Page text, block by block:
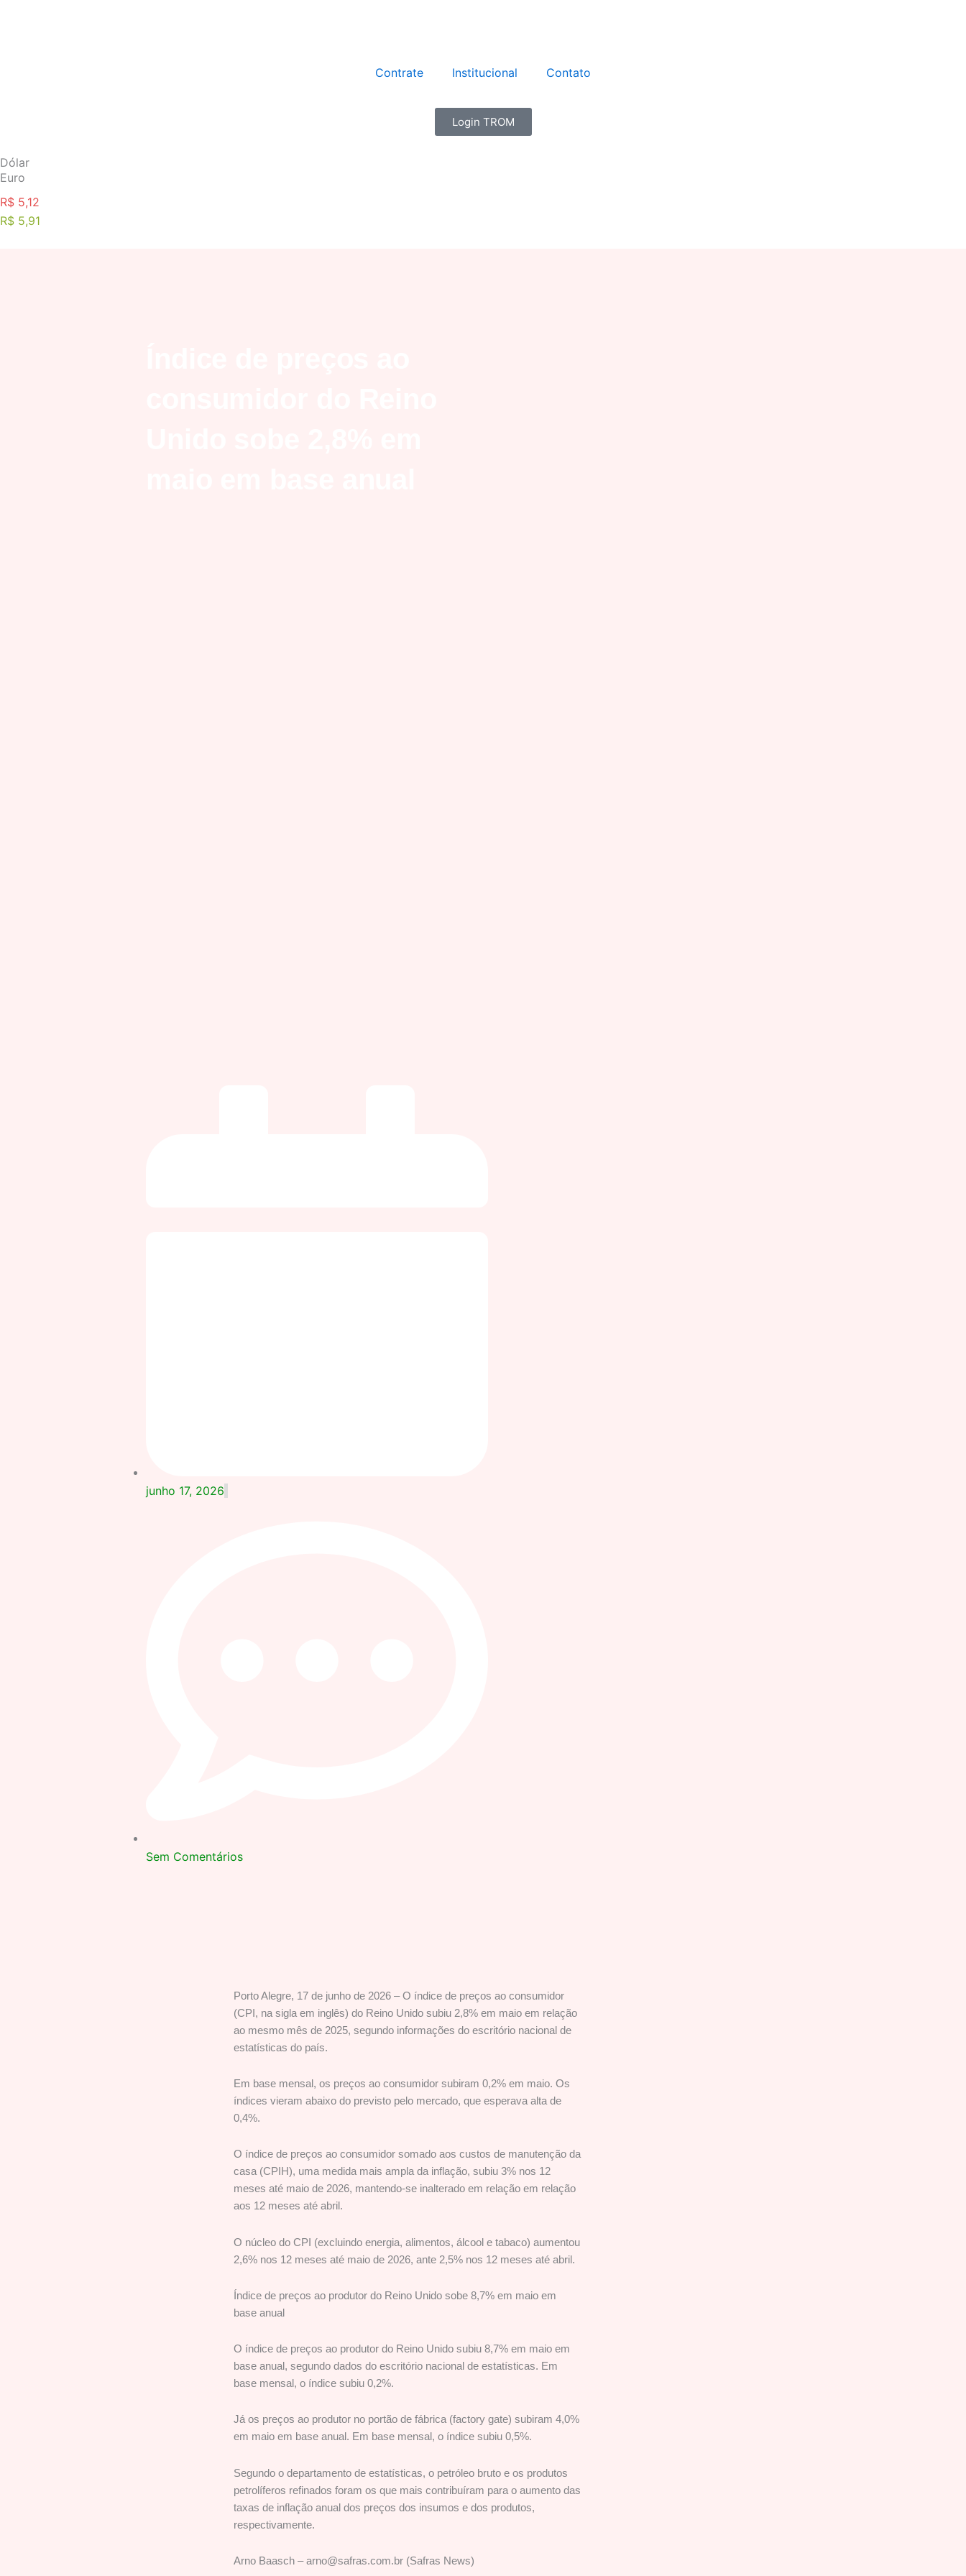
Contrate Institucional Contato
Login TROM
Dólar
Euro
R$ 5,12
R$ 5,91
junho 17, 2026
Sem Comentários
Porto Alegre, 17 de junho de 2026 – O índice de preços ao consumidor
(CPI, na sigla em inglês) do Reino Unido subiu 2,8% em maio em relação
ao mesmo mês de 2025, segundo informações do escritório nacional de
estatísticas do país.
Em base mensal, os preços ao consumidor subiram 0,2% em maio. Os
índices vieram abaixo do previsto pelo mercado, que esperava alta de
0,4%.
O índice de preços ao consumidor somado aos custos de manutenção da
casa (CPIH), uma medida mais ampla da inflação, subiu 3% nos 12
meses até maio de 2026, mantendo-se inalterado em relação em relação
aos 12 meses até abril.
O núcleo do CPI (excluindo energia, alimentos, álcool e tabaco) aumentou
2,6% nos 12 meses até maio de 2026, ante 2,5% nos 12 meses até abril.
Índice de preços ao produtor do Reino Unido sobe 8,7% em maio em
base anual
O índice de preços ao produtor do Reino Unido subiu 8,7% em maio em
base anual, segundo dados do escritório nacional de estatísticas. Em
base mensal, o índice subiu 0,2%.
Já os preços ao produtor no portão de fábrica (factory gate) subiram 4,0%
em maio em base anual. Em base mensal, o índice subiu 0,5%.
Segundo o departamento de estatísticas, o petróleo bruto e os produtos
petrolíferos refinados foram os que mais contribuíram para o aumento das
taxas de inflação anual dos preços dos insumos e dos produtos,
respectivamente.
Arno Baasch – arno@safras.com.br (Safras News)